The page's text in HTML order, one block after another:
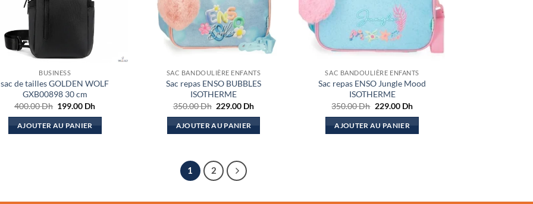
BUSINESS
sac de tailles GOLDEN WOLF
GXB00898 30 cm
400.00Dh Le
initial
était :
199.00 DhLe
AJOUTER AU PANIER
SAC BANDOULIÈRE ENFANTS
Sac repas ENSO BUBBLES
ISOTHERME
350.00Dh Le
initial
était :
229.00 DhLe
AJOUTER AU PANIER
SAC BANDOULIÈRE ENFANTS
Sac repas ENSO Jungle Mood
ISOTHERME
350.00Dh Le
initial
était :
229.00 DhLe
AJOUTER AU PANIER
1 2